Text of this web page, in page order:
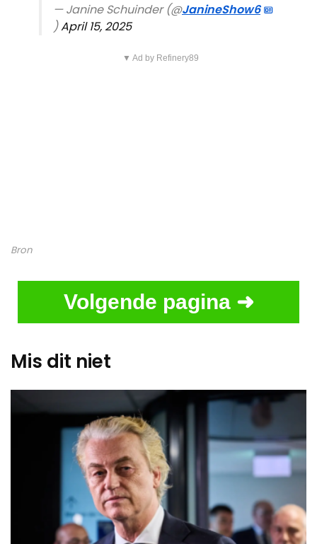
— Janine Schuinder (@JanineShow6
)April 15, 2025
▼ Ad by Refinery89
Bron
Volgende pagina ➜
Mis dit niet